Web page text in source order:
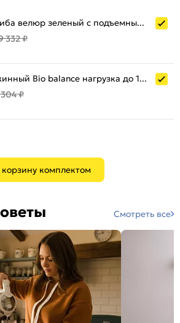
Кровать Кариба велюр зеленый с подъемным механизмом 1600x2000, ортопедическое основание, изголовье мягкое
332 ₽
Матрас пружинный Bio balance нагрузка до 140 кг 1600x2000
₽
корзину комплектом
Смотреть все